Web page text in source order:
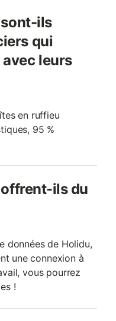
ils
qui
leurs
en ruffieu
95 %
ils du
données de Holidu,
une connexion à
vous pourrez
!